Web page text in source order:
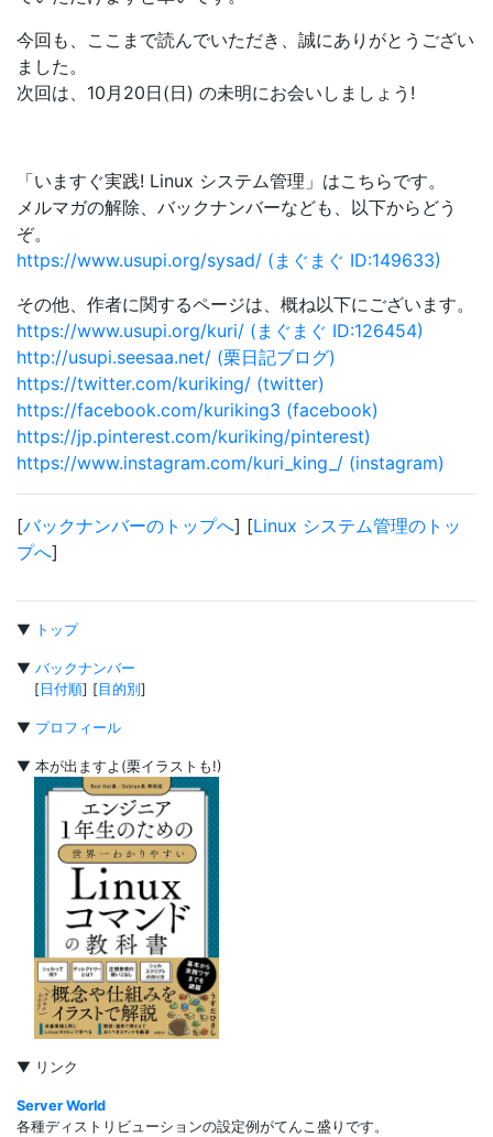
今回も、ここまで読んでいただき、誠にありがとうござい
ました。
次回は、10月20日(日) の未明にお会いしましょう!
「いますぐ実践! Linux システム管理」はこちらです。
メルマガの解除、バックナンバーなども、以下からどう
ぞ。
https://www.usupi.org/sysad/ (まぐまぐ ID:149633)
その他、作者に関するページは、概ね以下にございます。
https://www.usupi.org/kuri/ (まぐまぐ ID:126454)
http://usupi.seesaa.net/ (栗日記ブログ)
https://twitter.com/kuriking/ (twitter)
https://facebook.com/kuriking3 (facebook)
https://jp.pinterest.com/kuriking/pinterest)
https://www.instagram.com/kuri_king_/ (instagram)
[バックナンバーのトップへ] [Linux システム管理のトッ
プへ]
▼ トップ
▼ バックナンバー
[ 日付順] [目的別 ]
▼ プロフィール
▼ 本が出ますよ(栗イラストも!)
▼ リンク
Server World
各種ディストリビューションの設定例がてんこ盛りです。